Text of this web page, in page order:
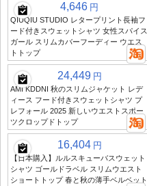
4,646 円
QIUQIU STUDIO レタープリント長袖フ
ード付きスウェットシャツ 女性スパイス
ガール スリムカバーフーディー ウエス
トトップ
24,449 円
AMI KDDNI 秋のスリムジャケット レデ
ィース フード付きスウェットシャツ プ
レフォール 2025 新しいウエストスポー
ツクロップドトップ
16,404 円
【日本購入】ルルスキューバスウェット
シャツ ゴールドラベル スリムウエスト
ショートトップ 春と秋の薄手ベルベット